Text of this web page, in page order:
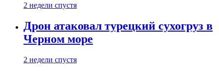
2 недели спустя
Дрон атаковал турецкий сухогруз в
Черном море
2 недели спустя